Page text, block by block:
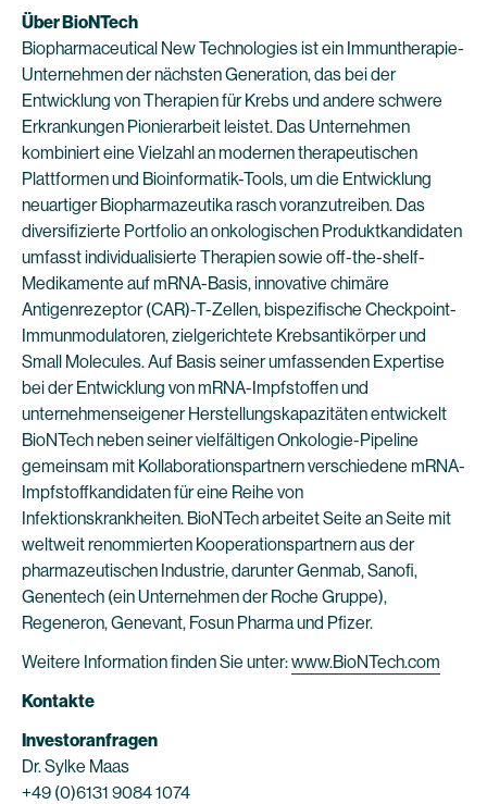
Über BioNTech
Biopharmaceutical New Technologies ist ein Immuntherapie-
Unternehmen der nächsten Generation, das bei der
Entwicklung von Therapien für Krebs und andere schwere
Erkrankungen Pionierarbeit leistet. Das Unternehmen
kombiniert eine Vielzahl an modernen therapeutischen
Plattformen und Bioinformatik-Tools, um die Entwicklung
neuartiger Biopharmazeutika rasch voranzutreiben. Das
diversifizierte Portfolio an onkologischen Produktkandidaten
umfasst individualisierte Therapien sowie off-the-shelf-
Medikamente auf mRNA-Basis, innovative chimäre
Antigenrezeptor (CAR)-T-Zellen, bispezifische Checkpoint-
Immunmodulatoren, zielgerichtete Krebsantikörper und
Small Molecules. Auf Basis seiner umfassenden Expertise
bei der Entwicklung von mRNA-Impfstoffen und
unternehmenseigener Herstellungskapazitäten entwickelt
BioNTech neben seiner vielfältigen Onkologie-Pipeline
gemeinsam mit Kollaborationspartnern verschiedene mRNA-
Impfstoffkandidaten für eine Reihe von
Infektionskrankheiten. BioNTech arbeitet Seite an Seite mit
weltweit renommierten Kooperationspartnern aus der
pharmazeutischen Industrie, darunter Genmab, Sanofi,
Genentech (ein Unternehmen der Roche Gruppe),
Regeneron, Genevant, Fosun Pharma und Pfizer.
Weitere Information finden Sie unter:www.BioNTech.com
Kontakte
Investoranfragen
Dr. Sylke Maas
+49 (0)6131 9084 1074